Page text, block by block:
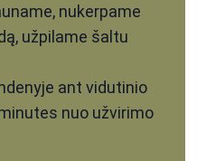
nukerpame
užpilame šaltu
ant vidutinio
nuo užvirimo